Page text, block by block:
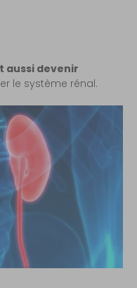
aussi devenir
le système rénal.